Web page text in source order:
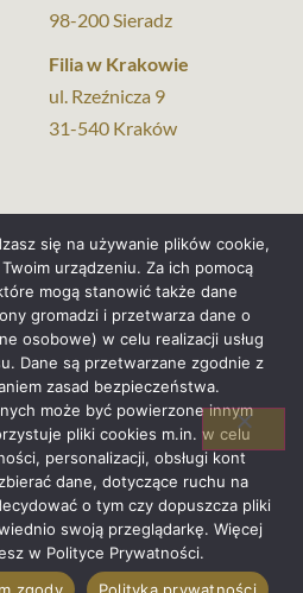
98-200 Sieradz
Filia w Krakowie
ul. Rzeźnicza 9
31-540 Kraków
© 2026. Wszelkie
Adwokacka Vindigo
SP.P
się na używanie plików cookie,
urządzeniu. Za ich pomocą
mogą stanowić także dane
gromadzi i przetwarza dane o
osobowe) w celu realizacji usług
Dane są przetwarzane zgodnie z
zasad bezpieczeństwa.
może być powierzone innym
pliki cookies m.in. w celu
personalizacji, obsługi kont
dane, dotyczące ruchu na
o tym czy dopuszcza pliki
swoją przeglądarkę. Więcej
w Polityce Prywatności.
zgody Polityka prywatności